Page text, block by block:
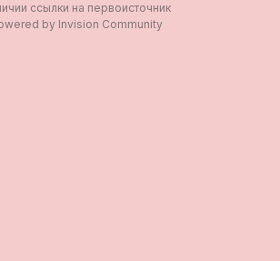
ссылки на первоисточник
by Invision Community